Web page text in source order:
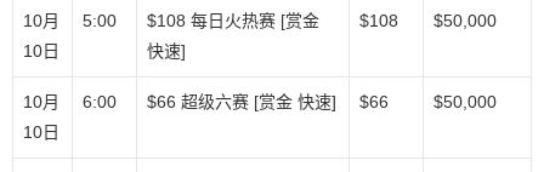
10月
10日
5:00
$108 每日火热赛 [赏金
快速]
$108 $50,000
10月
10日
6:00 $66 超级六赛 [赏金 快速] $66 $50,000